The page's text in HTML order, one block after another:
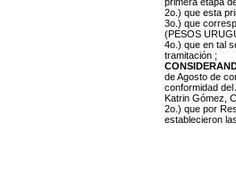
2o.) que esta
3o.) que
(PESOS
4o.) que en tal
tramitación ;
de Agosto de
conformidad
Katrin Gómez,
2o.) que por
establecieron